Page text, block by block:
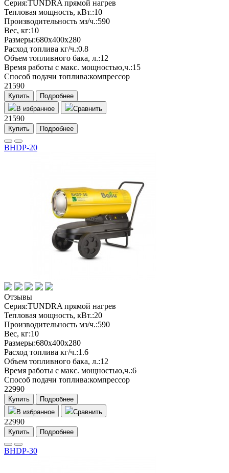
Серия:TUNDRA прямой нагрев
Тепловая мощность, кВт.:10
Производительность мз/ч.:590
Вес, кг:10
Размеры:680х400х280
Расход топлива кг/ч.:0.8
Объем топливного бака, л.:12
Время работы с макс. мощностью,ч.:15
Способ подачи топлива:компрессор
21590
Купить
Подробнее
В избранное
Сравнить
21590
Купить Подробнее
BHDP-20
Отзывы
Серия:TUNDRA прямой нагрев
Тепловая мощность, кВт.:20
Производительность мз/ч.:590
Вес, кг:10
Размеры:680х400х280
Расход топлива кг/ч.:1.6
Объем топливного бака, л.:12
Время работы с макс. мощностью,ч.:6
Способ подачи топлива:компрессор
22990
Купить
Подробнее
В избранное
Сравнить
22990
Купить Подробнее
BHDP-30